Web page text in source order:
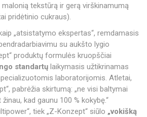
malonią tekstūrą ir gerą virškinamumą
pridėtinio cukraus).
„atsistatymo ekspertas“, remdamasis
su aukšto lygio
produktų formulės kruopščiai
standartų laikymasis užtikrinamas
laboratorijomis. Atletai,
pabrėžia skirtumą: „ne visi baltymai
kad gaunu 100 % kokybę.“
tiek „Z-Konzept“ siūlo „vokišką